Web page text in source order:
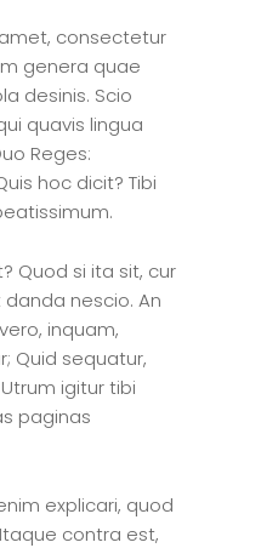
consectetur
genera quae
desinis. Scio
quavis lingua
Reges:
hoc dicit? Tibi
Quod si ita sit, cur
nescio. An
inquam,
Quid sequatur,
igitur tibi
paginas
explicari, quod
contra est,